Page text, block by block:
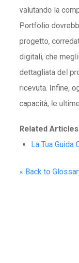
valutando la
Portfolio
progetto,
digitali, che
dettagliata del
ricevuta. Infine,
capacità, le
Related
La Tua
« Back to